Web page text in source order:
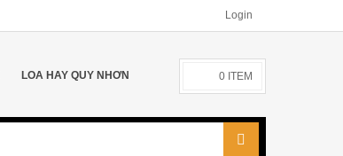
Login
LOA HAY QUY NHƠN 0 ITEM